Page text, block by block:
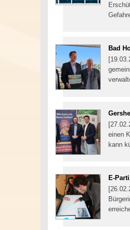
Bad
einen
kann
E-